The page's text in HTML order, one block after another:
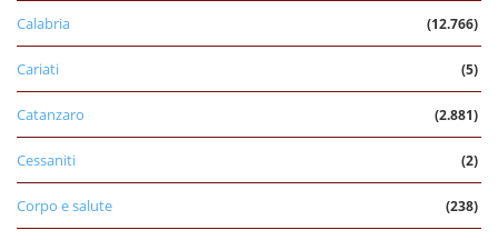
Calabria (12.766)
Cariati (5)
Catanzaro (2.881)
Cessaniti (2)
Corpo e salute (238)